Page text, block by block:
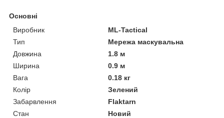
Основні
Виробник
ML-Tactical
Тип
Мережа маскувальна
Довжина
1.8 м
Ширина
0.9 м
Вага
0.18 кг
Колір
Зелений
Забарвлення
Flaktarn
Стан
Новий